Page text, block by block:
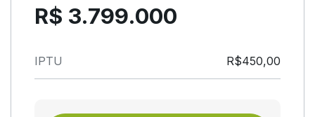
R$ 3.799.000
IPTU R$450,00